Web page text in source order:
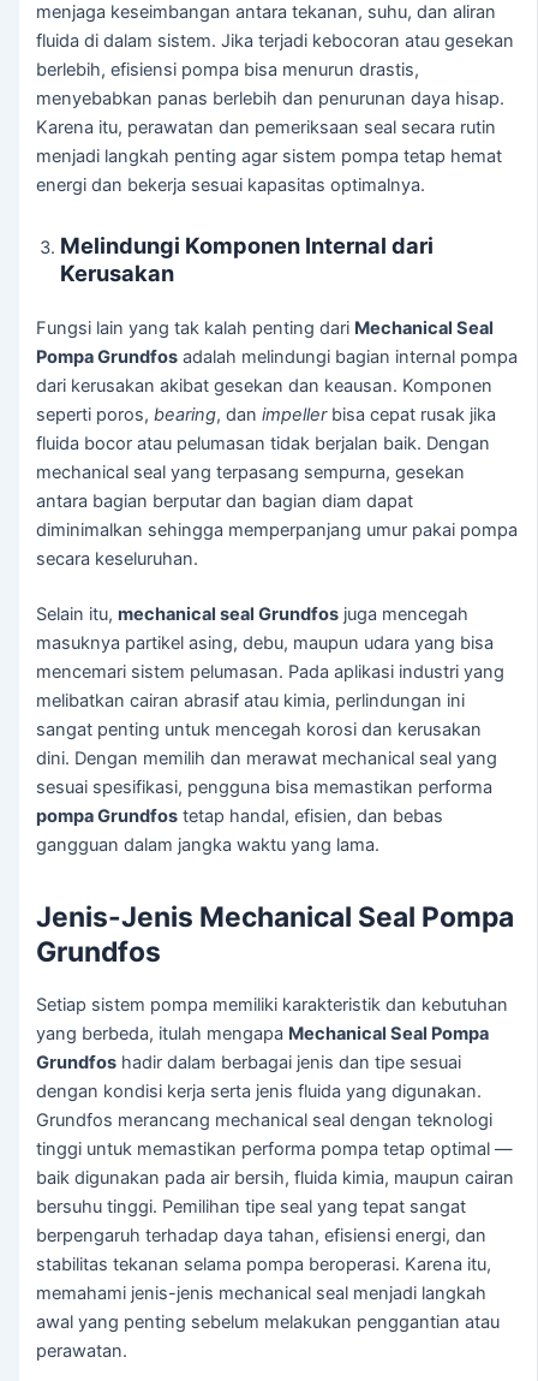
menjaga keseimbangan antara tekanan, suhu, dan aliran
fluida di dalam sistem. Jika terjadi kebocoran atau gesekan
berlebih, efisiensi pompa bisa menurun drastis,
menyebabkan panas berlebih dan penurunan daya hisap.
Karena itu, perawatan dan pemeriksaan seal secara rutin
menjadi langkah penting agar sistem pompa tetap hemat
energi dan bekerja sesuai kapasitas optimalnya.
Melindungi Komponen Internal dari
Kerusakan
Fungsi lain yang tak kalah penting dari Mechanical Seal
Pompa Grundfos adalah melindungi bagian internal pompa
dari kerusakan akibat gesekan dan keausan. Komponen
seperti poros,bearing, danimpellerbisa cepat rusak jika
fluida bocor atau pelumasan tidak berjalan baik. Dengan
mechanical seal yang terpasang sempurna, gesekan
antara bagian berputar dan bagian diam dapat
diminimalkan sehingga memperpanjang umur pakai pompa
secara keseluruhan.
Selain itu,mechanical seal Grundfos juga mencegah
masuknya partikel asing, debu, maupun udara yang bisa
mencemari sistem pelumasan. Pada aplikasi industri yang
melibatkan cairan abrasif atau kimia, perlindungan ini
sangat penting untuk mencegah korosi dan kerusakan
dini. Dengan memilih dan merawat mechanical seal yang
sesuai spesifikasi, pengguna bisa memastikan performa
pompa Grundfos tetap handal, efisien, dan bebas
gangguan dalam jangka waktu yang lama.
Jenis-Jenis Mechanical Seal Pompa
Grundfos
Setiap sistem pompa memiliki karakteristik dan kebutuhan
yang berbeda, itulah mengapa Mechanical Seal Pompa
Grundfos hadir dalam berbagai jenis dan tipe sesuai
dengan kondisi kerja serta jenis fluida yang digunakan.
Grundfos merancang mechanical seal dengan teknologi
tinggi untuk memastikan performa pompa tetap optimal —
baik digunakan pada air bersih, fluida kimia, maupun cairan
bersuhu tinggi. Pemilihan tipe seal yang tepat sangat
berpengaruh terhadap daya tahan, efisiensi energi, dan
stabilitas tekanan selama pompa beroperasi. Karena itu,
memahami jenis-jenis mechanical seal menjadi langkah
awal yang penting sebelum melakukan penggantian atau
perawatan.